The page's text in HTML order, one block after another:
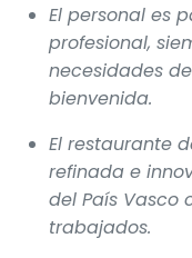
El personal es
profesional,
necesidades
bienvenida.
El restaurante
refinada e
del País Vasco
trabajados.